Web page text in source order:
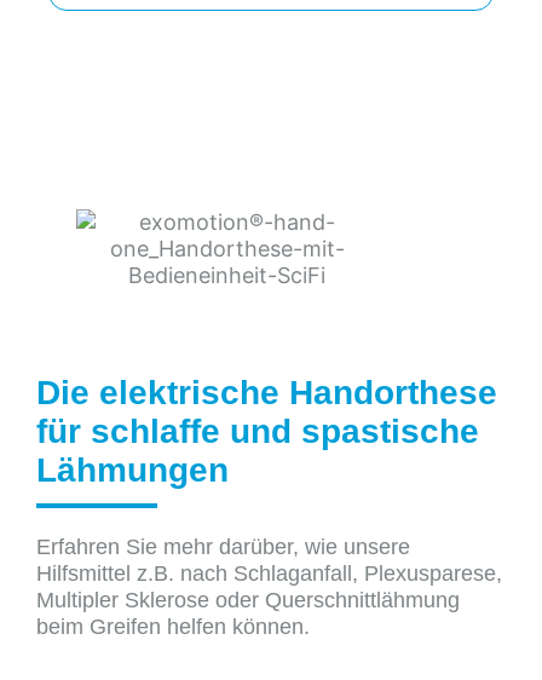
Die elektrische Handorthese
für schlaffe und spastische
Lähmungen
Erfahren Sie mehr darüber, wie unsere
Hilfsmittel z.B. nach Schlaganfall, Plexusparese,
Multipler Sklerose oder Querschnittlähmung
beim Greifen helfen können.